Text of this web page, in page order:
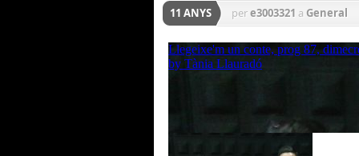
11 ANYS pere3003321 a General